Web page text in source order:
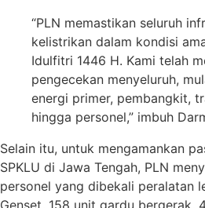
“PLN memastikan seluruh
kelistrikan dalam kondisi
Idulfitri 1446 H. Kami telah
pengecekan menyeluruh,
energi primer, pembangkit,
hingga personel,” imbuh
Selain itu, untuk mengamankan
SPKLU di Jawa Tengah, PLN
personel yang dibekali peralatan
Genset, 158 unit gardu bergerak,